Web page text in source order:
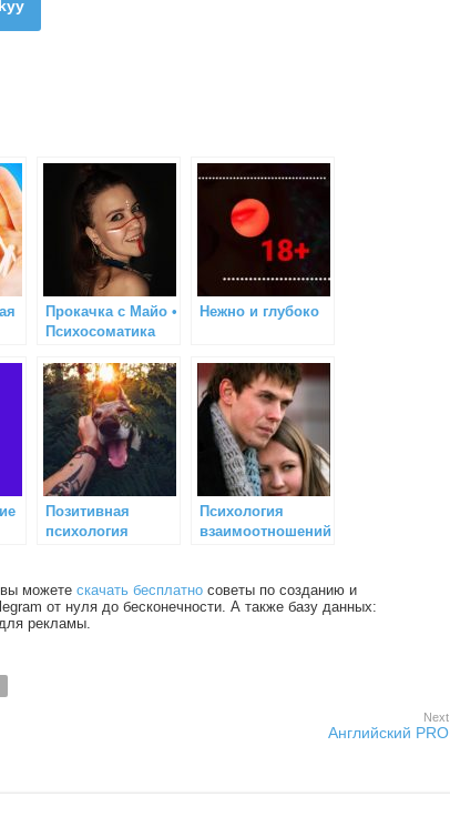
Прокачка с Майо •
Психосоматика
Нежно и глубоко
Позитивная
психология
Психология
взаимоотношений
можете скачать бесплатно советы по созданию и
от нуля до бесконечности. А также базу данных:
рекламы.
Next
Английский PRO